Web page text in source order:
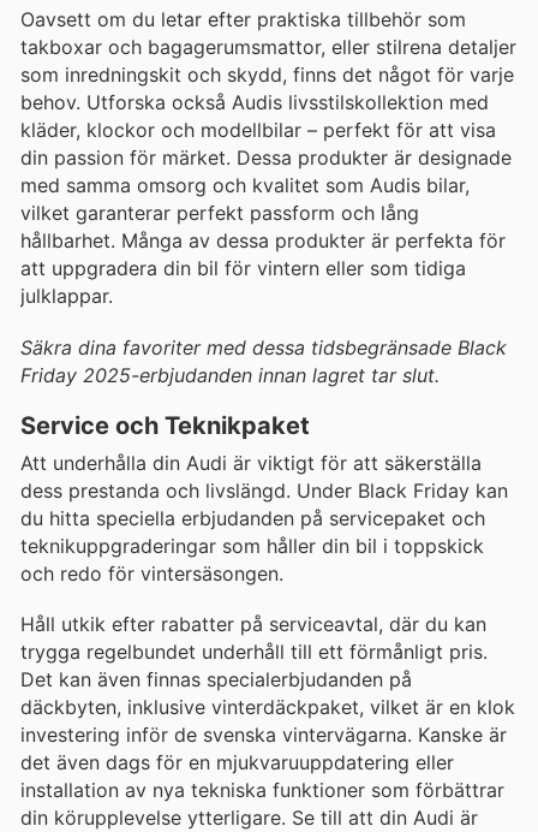
Oavsett om du letar efter praktiska tillbehör som
takboxar och bagagerumsmattor, eller stilrena detaljer
som inredningskit och skydd, finns det något för varje
behov. Utforska också Audis livsstilskollektion med
kläder, klockor och modellbilar – perfekt för att visa
din passion för märket. Dessa produkter är designade
med samma omsorg och kvalitet som Audis bilar,
vilket garanterar perfekt passform och lång
hållbarhet. Många av dessa produkter är perfekta för
att uppgradera din bil för vintern eller som tidiga
julklappar.
Säkra dina favoriter med dessa tidsbegränsade Black
Friday 2025-erbjudanden innan lagret tar slut.
Service och Teknikpaket
Att underhålla din Audi är viktigt för att säkerställa
dess prestanda och livslängd. Under Black Friday kan
du hitta speciella erbjudanden på servicepaket och
teknikuppgraderingar som håller din bil i toppskick
och redo för vintersäsongen.
Håll utkik efter rabatter på serviceavtal, där du kan
trygga regelbundet underhåll till ett förmånligt pris.
Det kan även finnas specialerbjudanden på
däckbyten, inklusive vinterdäckpaket, vilket är en klok
investering inför de svenska vintervägarna. Kanske är
det även dags för en mjukvaruuppdatering eller
installation av nya tekniska funktioner som förbättrar
din körupplevelse ytterligare. Se till att din Audi är